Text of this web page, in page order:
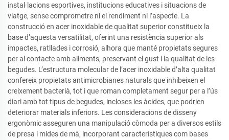
instal·lacions esportives, institucions educatives i situacions de
viatge, sense comprometre ni el rendiment ni l’aspecte. La
construcció en acer inoxidable de qualitat superior constitueix la
base d’aquesta versatilitat, oferint una resistència superior als
impactes, ratllades i corrosió, alhora que manté propietats segures
per al contacte amb aliments, preservant el gust i la qualitat de les
begudes. L’estructura molecular de l’acer inoxidable d’alta qualitat
confereix propietats antimicrobianes naturals que inhibeixen el
creixement bacterià, tot i que roman completament segur per a l’ús
diari amb tot tipus de begudes, incloses les àcides, que podrien
deteriorar materials inferiors. Les consideracions de disseny
ergonòmic asseguren una manipulació còmoda per a diversos estils
de presa i mides de mà, incorporant característiques com bases